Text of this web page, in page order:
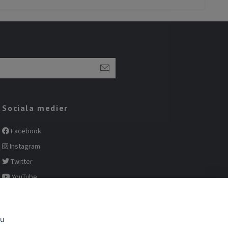
Sociala medier
Facebook
Instagram
Twitter
YouTube